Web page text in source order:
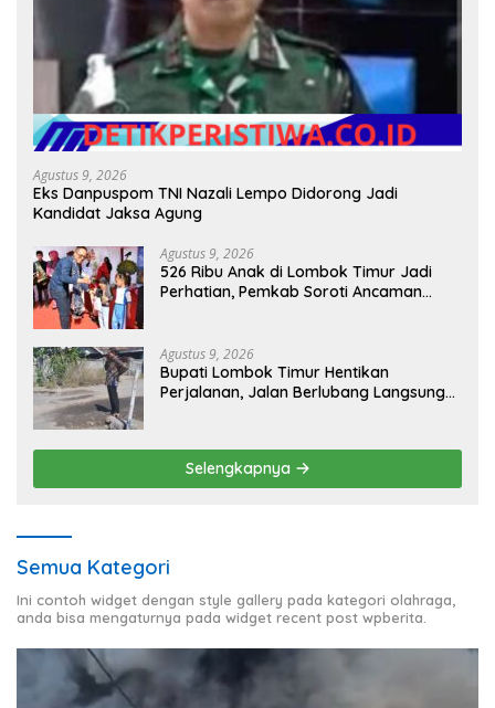
Agustus 9, 2026
Eks Danpuspom TNI Nazali Lempo Didorong Jadi
Kandidat Jaksa Agung
Agustus 9, 2026
526 Ribu Anak di Lombok Timur Jadi
Perhatian, Pemkab Soroti Ancaman
Agustus 9, 2026
Bupati Lombok Timur Hentikan
Perjalanan, Jalan Berlubang Langsung
Selengkapnya
Semua Kategori
Ini contoh widget dengan style gallery pada kategori olahraga,
anda bisa mengaturnya pada widget recent post wpberita.